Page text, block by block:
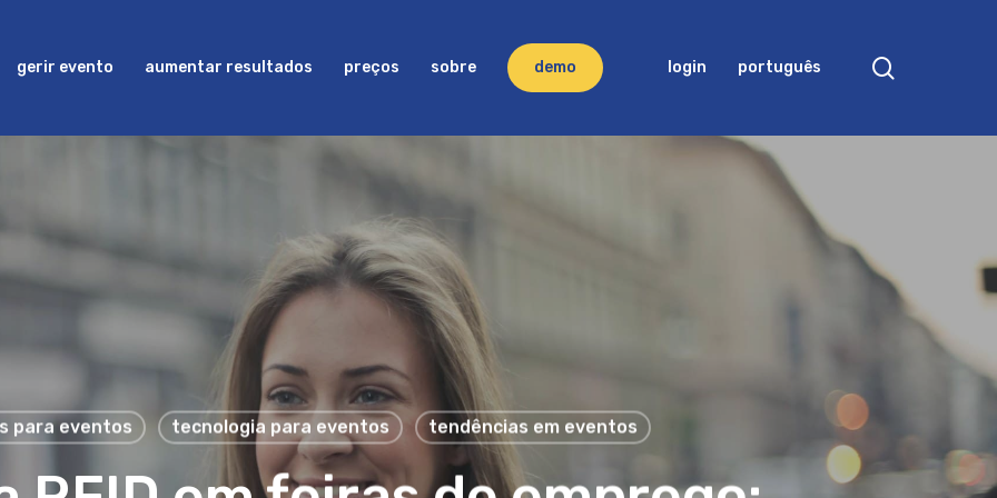
gerir evento aumentar resultados preços sobre demo login português
para eventos tecnologia para eventos tendências em eventos